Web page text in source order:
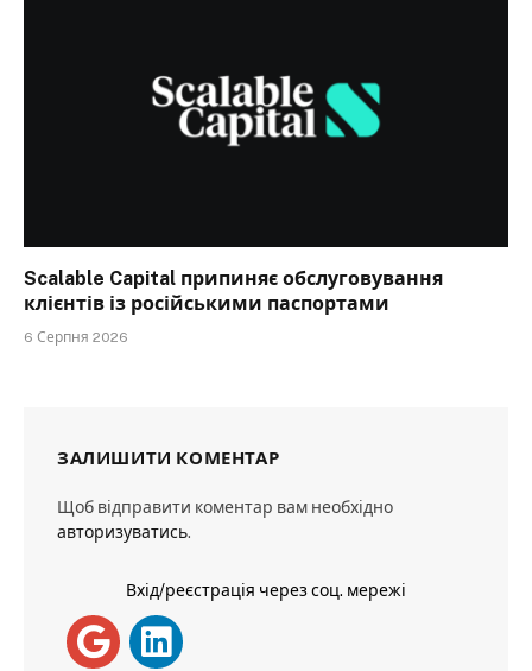
Scalable Capital припиняє обслуговування
клієнтів із російськими паспортами
6 Серпня 2026
ЗАЛИШИТИ КОМЕНТАР
Щоб відправити коментар вам необхідно
авторизуватись.
Вхід/реєстрація через соц. мережі